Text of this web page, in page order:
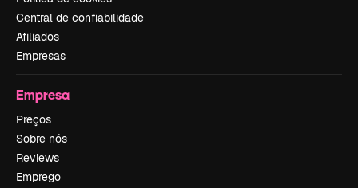
Central de confiabilidade
Afiliados
Empresas
Empresa
Preços
Sobre nós
Reviews
Emprego